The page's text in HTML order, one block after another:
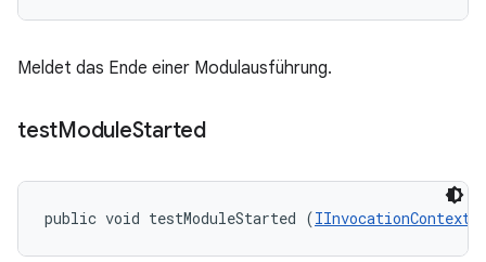
Meldet das Ende einer Modulausführung.
testModuleStarted
public void testModuleStarted (IInvocationContext